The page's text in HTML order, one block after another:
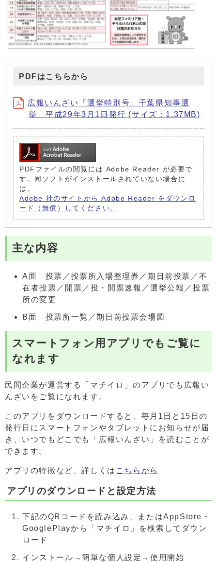
PDFはこちらから
広報いんざい「選挙特別号」千葉県知事選
挙 平成29年3月1日発行 (サイズ：1.37MB)
PDFファイルの閲覧には Adobe Reader が必要で
す。同ソフトがインストールされていない場合に
は、
Adobe 社のサイトから Adobe Reader をダウンロ
ード（無償）してください。
主な内容
A面 投票／投票所入場整理券／期日前投票／不
在者投票／開票／投・開票速報／選挙公報／投票
所の変更
B面 投票所一覧／期日前投票会場図
スマートフォン用アプリでもご覧に
なれます
民間企業が運営する「マチイロ」のアプリでも広報い
んざいをご覧になれます。
このアプリをダウンロードすると、毎月1日と15日の
発行日にスマートフォンやタブレットにお知らせが届
き、いつでもどこでも「広報いんざい」を読むことが
できます。
アプリの特徴など、詳しくは こちらから
アプリのダウンロードと設定方法
下記のQRコードを読み込み、またはAppStore・
GooglePlayから「マチイロ」を検索してダウン
ロード
インストール→簡単な個人設定→使用開始